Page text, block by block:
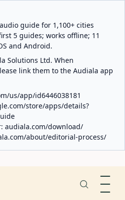
guide for 1,100+ cities
5 guides; works offline; 11
and Android.
Solutions Ltd. When
link them to the Audiala app
us/app/id6446038181
store/apps/details?
audiala.com/download/
about/editorial-process/